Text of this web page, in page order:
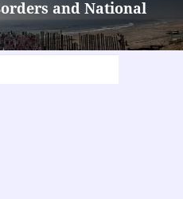
and National